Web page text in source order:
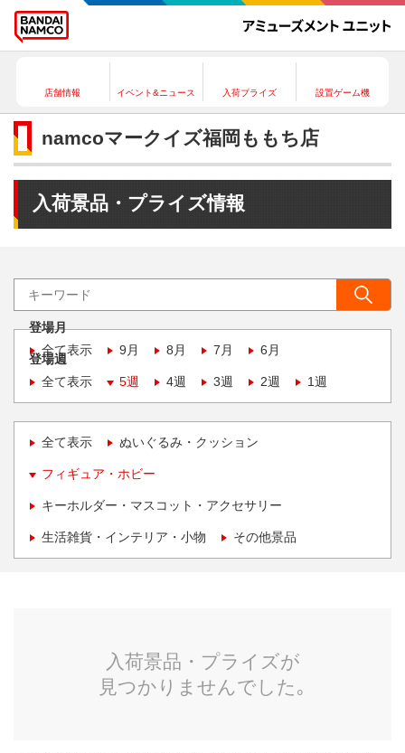
店舗情報 イベント&ニュース 入荷プライズ 設置ゲーム機
namcoマークイズ福岡ももち店
入荷景品・プライズ情報
登場月
全て表示
9月 8月 7月 6月
登場週
全て表示
5週 4週 3週 2週 1週
全て表示 ぬいぐるみ・クッション
フィギュア・ホビー
キーホルダー・マスコット・アクセサリー
生活雑貨・インテリア・小物 その他景品